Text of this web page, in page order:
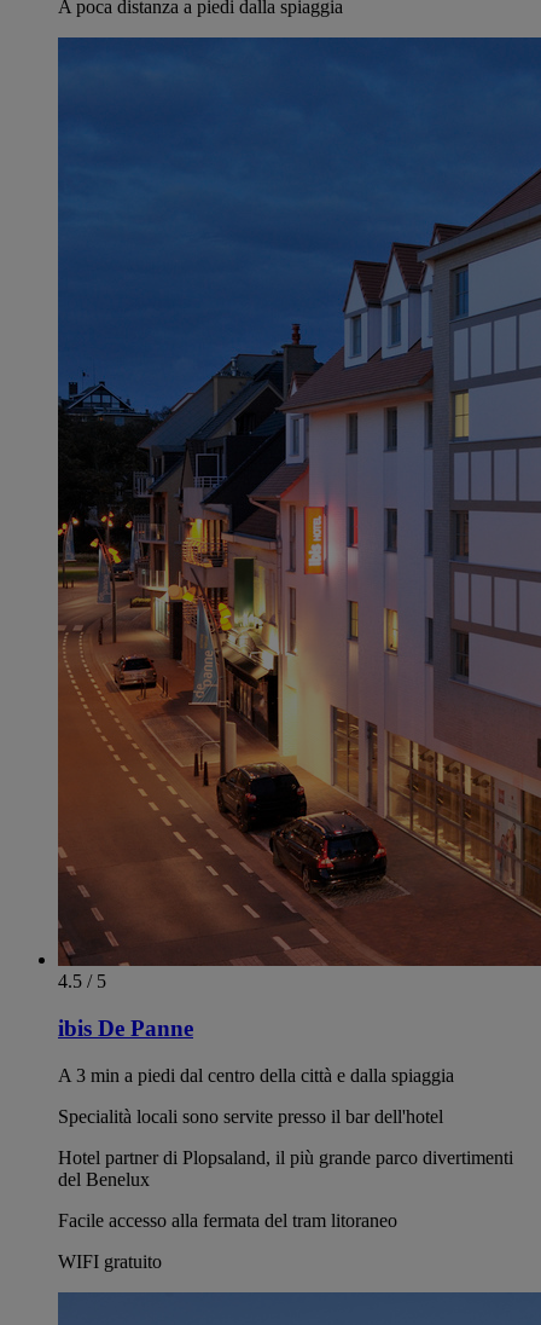
A poca distanza a piedi dalla spiaggia
4.5 / 5
ibis De Panne
A 3 min a piedi dal centro della città e dalla spiaggia
Specialità locali sono servite presso il bar dell'hotel
Hotel partner di Plopsaland, il più grande parco divertimenti
del Benelux
Facile accesso alla fermata del tram litoraneo
WIFI gratuito